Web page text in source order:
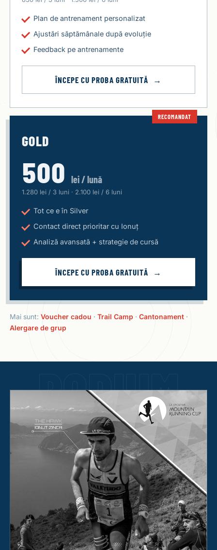
Plan de antrenament personalizat
Ajustări săptămânale după evoluție
Feedback pe antrenamente
ÎNCEPE CU PROBA GRATUITĂ
RECOMANDAT
GOLD
500 lei / lună
1.280 lei / 3 luni · 2.100 lei / 6 luni
Tot ce e în Silver
Contact direct prioritar cu Ionuț
Analiză avansată + strategie de cursă
ÎNCEPE CU PROBA GRATUITĂ
Mai sunt: Voucher cadou · Trail Camp · Cantonament ·
Alergare de grup
PODIUM